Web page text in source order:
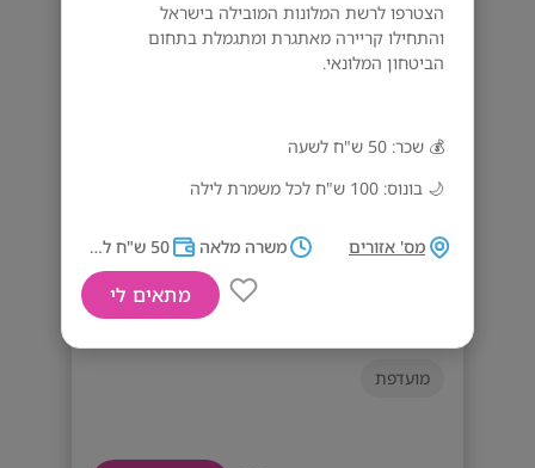
הצטרפו לרשת המלונות המובילה בישראל
והתחילו קריירה מאתגרת ומתגמלת בתחום
הביטחון המלונאי.
💰 שכר: 50 ש"ח לשעה
🌙 בונוס: 100 ש"ח לכל משמרת לילה
🏨 עבודה בסביבה מקצועית, יציבה ומלאת עניין
✨ מוכר כעבודה מועדפת לחיילים/ות
משוחררים/ות
מס' אזורים משרה מלאה 50 ש"ח לשעה!
מתאים לי
מס' אזורים
מועדפת